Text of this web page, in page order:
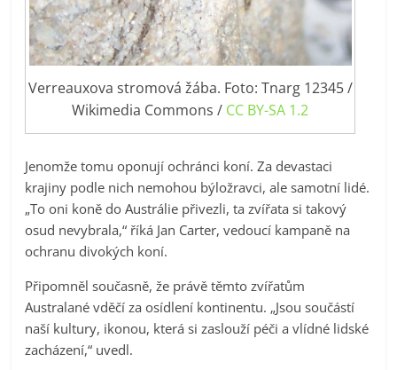
Verreauxova stromová žába. Foto: Tnarg 12345 /
Wikimedia Commons / CC BY-SA 1.2
Jenomže tomu oponují ochránci koní. Za devastaci
krajiny podle nich nemohou býložravci, ale samotní lidé.
„To oni koně do Austrálie přivezli, ta zvířata si takový
osud nevybrala,“ říká Jan Carter, vedoucí kampaně na
ochranu divokých koní.
Připomněl současně, že právě těmto zvířatům
Australané vděčí za osídlení kontinentu. „Jsou součástí
naší kultury, ikonou, která si zaslouží péči a vlídné lidské
zacházení,“ uvedl.